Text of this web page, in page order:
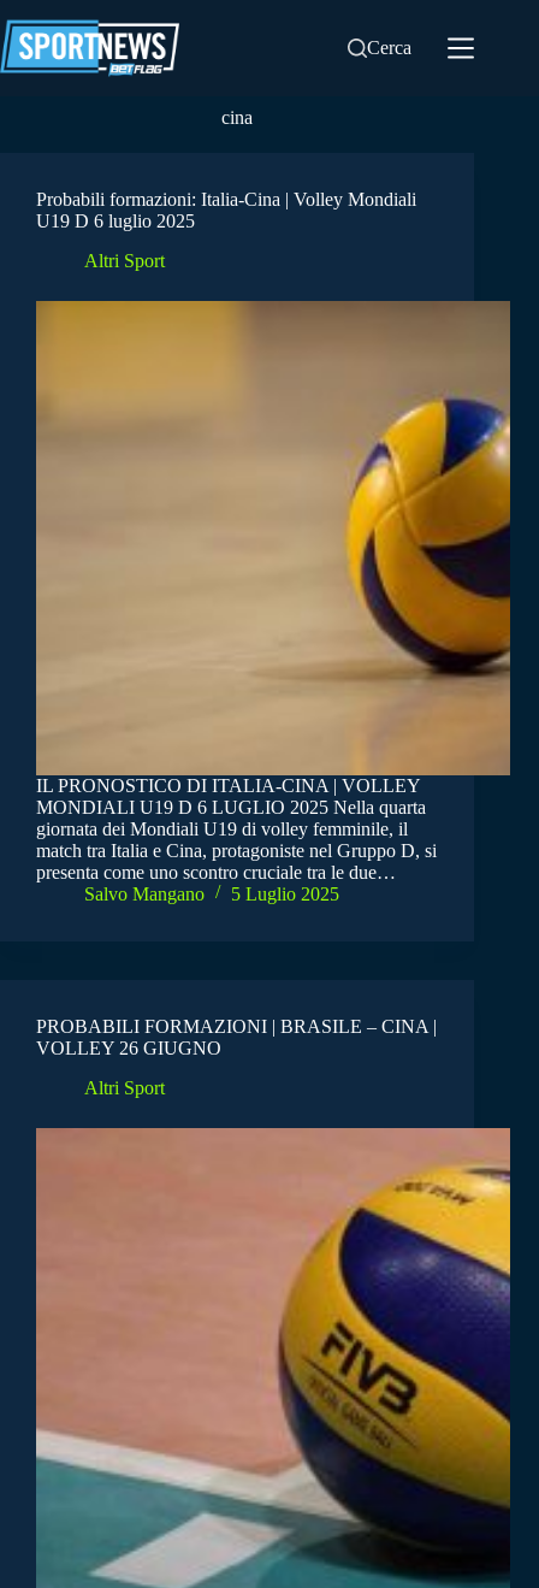
al
contenuto
Cerca
cina
Probabili formazioni: Italia-Cina | Volley Mondiali
U19 D 6 luglio 2025
Altri Sport
IL PRONOSTICO DI ITALIA-CINA | VOLLEY
MONDIALI U19 D 6 LUGLIO 2025 Nella quarta
giornata dei Mondiali U19 di volley femminile, il
match tra Italia e Cina, protagoniste nel Gruppo D, si
presenta come uno scontro cruciale tra le due…
Salvo Mangano
5 Luglio 2025
PROBABILI FORMAZIONI | BRASILE – CINA |
VOLLEY 26 GIUGNO
Altri Sport